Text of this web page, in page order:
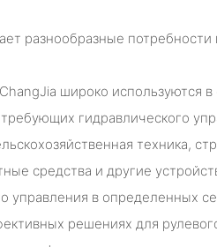
разнообразные
широко используются в
гидравлического
техника,
средства и другие
управления в определенных
решениях для